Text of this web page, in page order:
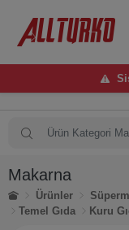
Makarna
Ürünler
Temel Gıda
Kuru